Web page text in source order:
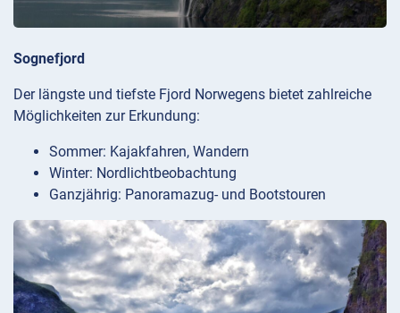
Sognefjord
Der längste und tiefste Fjord Norwegens bietet zahlreiche
Möglichkeiten zur Erkundung:
Sommer: Kajakfahren, Wandern
Winter: Nordlichtbeobachtung
Ganzjährig: Panoramazug- und Bootstouren